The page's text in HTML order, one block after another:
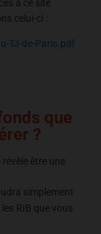
à ce site
celui-ci :
TJ-de-Paris.pdf
que
?
être une
simplement
RIB que vous